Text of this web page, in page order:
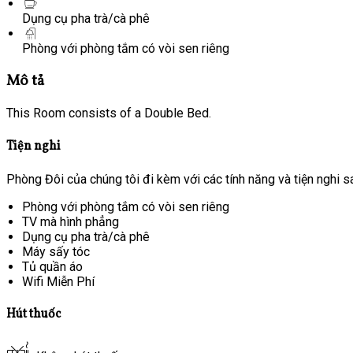
Dụng cụ pha trà/cà phê
Phòng với phòng tắm có vòi sen riêng
Mô tả
This Room consists of a Double Bed.
Tiện nghi
Phòng Đôi của chúng tôi đi kèm với các tính năng và tiện nghi
Phòng với phòng tắm có vòi sen riêng
TV mà hình phẳng
Dụng cụ pha trà/cà phê
Máy sấy tóc
Tủ quần áo
Wifi Miễn Phí
Hút thuốc